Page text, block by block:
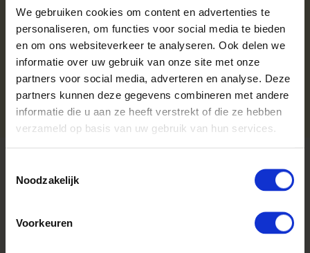
We gebruiken cookies om content en advertenties te
personaliseren, om functies voor social media te bieden
en om ons websiteverkeer te analyseren. Ook delen we
informatie over uw gebruik van onze site met onze
partners voor social media, adverteren en analyse. Deze
partners kunnen deze gegevens combineren met andere
informatie die u aan ze heeft verstrekt of die ze hebben
verzameld op basis van uw gebruik van hun services.
Noodzakelijk
Voorkeuren
omgeving in de rook. Bij het doven van jou houtkachel staan
veiligheid en jouw gezondheid altijd voorop. Kies daarom voor
een verantwoorde wijze van doven door het haardhout
langzaam uit te laten branden of het, indien nodig, te doven
met zand. Zo kun je optimaal genieten van jou houtkachel in
huis! Benieuwd hoe jij je open haard kunt doven? Lees
meer.
MEERPALLETKORTING & SPAARPUNTEN